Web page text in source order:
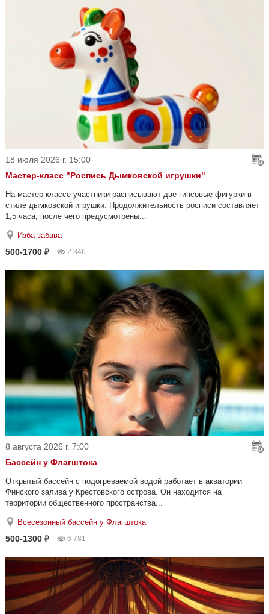
18 июля 2026 г. 15:00
Мастер-класс "Роспись Дымковской игрушки"
На мастер-классе участники расписывают две гипсовые фигурки в
стиле дымковской игрушки. Продолжительность росписи составляет
1,5 часа, после чего предусмотрены...
Изба-забава
500-1700 ₽ 2 346
8 августа 2026 г. 7:00
Бассейн у Флагштока
Открытый бассейн с подогреваемой водой работает в акватории
Финского залива у Крестовского острова. Он находится на
территории общественного пространства...
Всесезонный бассейн у Флагштока
500-1300 ₽ 6 781